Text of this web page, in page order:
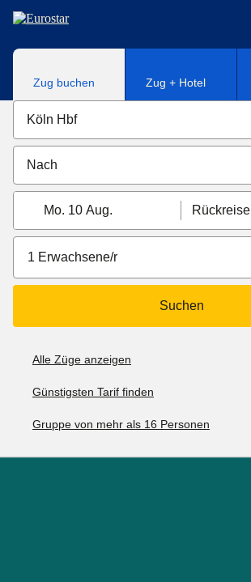
Direkt zum Hauptinhalt
Zug buchen Zug + Hotel
Mo. 10 Aug. Rückreise
1 Erwachsene/r
Suchen
Alle Züge anzeigen
Günstigsten Tarif finden
Gruppe von mehr als 16 Personen